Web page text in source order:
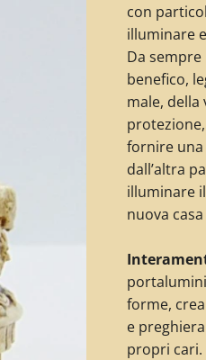
con
illuminare
Da
benefico,
male,
fornire una
dall’altra
illuminare
nuova
forme,
e
propri cari.